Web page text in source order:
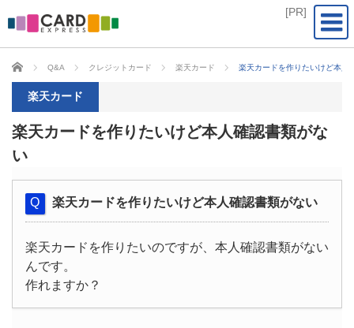
CARD EXPRESS
Q&A クレジットカード 楽天カード 楽天カードを作りたいけど本人
楽天カード
楽天カードを作りたいけど本人確認書類がな
い
楽天カードを作りたいけど本人確認書類がない
楽天カードを作りたいのですが、本人確認書類がない
んです。
作れますか？